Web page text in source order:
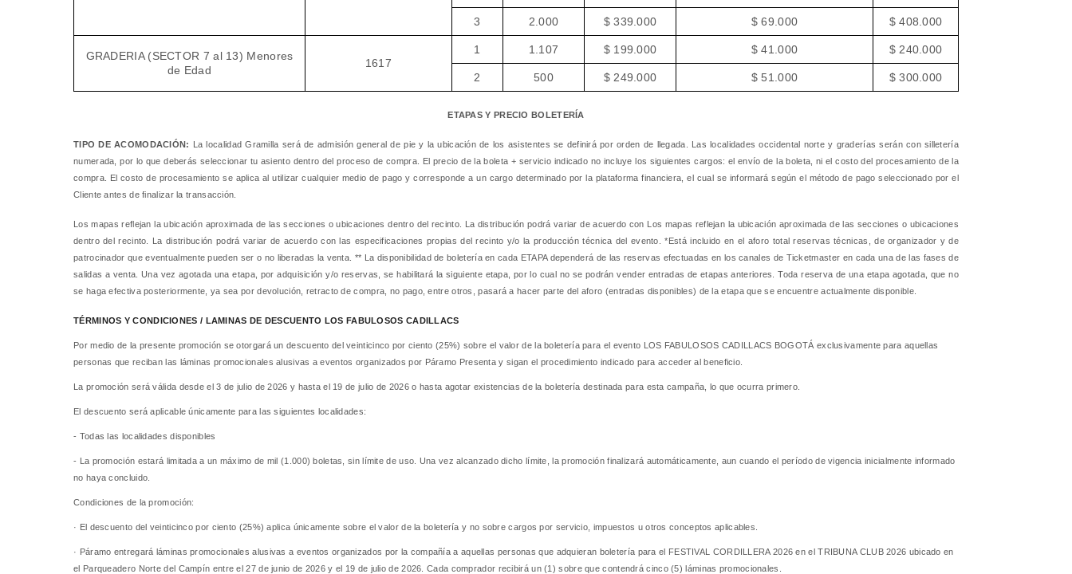
3 2.000 $ 339.000 $ 69.000 $ 408.000
GRADERIA (SECTOR 7 al 13) Menores
de Edad
1617
1 1.107 $ 199.000 $ 41.000 $ 240.000
2 500 $ 249.000 $ 51.000 $ 300.000
ETAPAS Y PRECIO BOLETERÍA
TIPO DE ACOMODACIÓN: La localidad Gramilla será de admisión general de pie y la ubicación de los asistentes se definirá por orden de llegada. Las localidades occidental norte y graderías serán con silletería
numerada, por lo que deberás seleccionar tu asiento dentro del proceso de compra. El precio de la boleta + servicio indicado no incluye los siguientes cargos: el envío de la boleta, ni el costo del procesamiento de la
compra. El costo de procesamiento se aplica al utilizar cualquier medio de pago y corresponde a un cargo determinado por la plataforma financiera, el cual se informará según el método de pago seleccionado por el
Cliente antes de finalizar la transacción.
Los mapas reflejan la ubicación aproximada de las secciones o ubicaciones dentro del recinto. La distribución podrá variar de acuerdo con Los mapas reflejan la ubicación aproximada de las secciones o ubicaciones
dentro del recinto. La distribución podrá variar de acuerdo con las especificaciones propias del recinto y/o la producción técnica del evento. *Está incluido en el aforo total reservas técnicas, de organizador y de
patrocinador que eventualmente pueden ser o no liberadas la venta. ** La disponibilidad de boletería en cada ETAPA dependerá de las reservas efectuadas en los canales de Ticketmaster en cada una de las fases de
salidas a venta. Una vez agotada una etapa, por adquisición y/o reservas, se habilitará la siguiente etapa, por lo cual no se podrán vender entradas de etapas anteriores. Toda reserva de una etapa agotada, que no
se haga efectiva posteriormente, ya sea por devolución, retracto de compra, no pago, entre otros, pasará a hacer parte del aforo (entradas disponibles) de la etapa que se encuentre actualmente disponible.
TÉRMINOS Y CONDICIONES / LAMINAS DE DESCUENTO LOS FABULOSOS CADILLACS
Por medio de la presente promoción se otorgará un descuento del veinticinco por ciento (25%) sobre el valor de la boletería para el evento LOS FABULOSOS CADILLACS BOGOTÁ exclusivamente para aquellas
personas que reciban las láminas promocionales alusivas a eventos organizados por Páramo Presenta y sigan el procedimiento indicado para acceder al beneficio.
La promoción será válida desde el 3 de julio de 2026 y hasta el 19 de julio de 2026 o hasta agotar existencias de la boletería destinada para esta campaña, lo que ocurra primero.
El descuento será aplicable únicamente para las siguientes localidades:
- Todas las localidades disponibles
- La promoción estará limitada a un máximo de mil (1.000) boletas, sin límite de uso. Una vez alcanzado dicho límite, la promoción finalizará automáticamente, aun cuando el período de vigencia inicialmente informado
no haya concluido.
Condiciones de la promoción:
· El descuento del veinticinco por ciento (25%) aplica únicamente sobre el valor de la boletería y no sobre cargos por servicio, impuestos u otros conceptos aplicables.
· Páramo entregará láminas promocionales alusivas a eventos organizados por la compañía a aquellas personas que adquieran boletería para el FESTIVAL CORDILLERA 2026 en el TRIBUNA CLUB 2026 ubicado en
el Parqueadero Norte del Campín entre el 27 de junio de 2026 y el 19 de julio de 2026. Cada comprador recibirá un (1) sobre que contendrá cinco (5) láminas promocionales.